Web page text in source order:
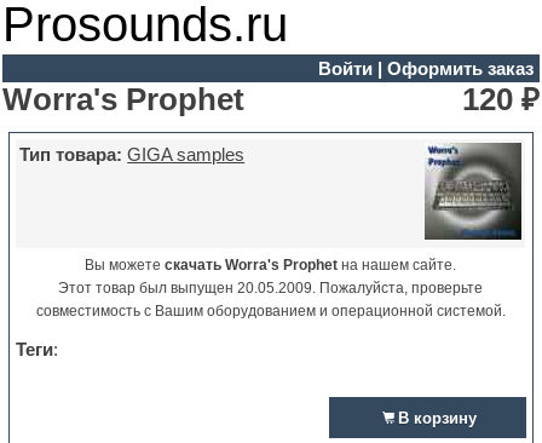
Prosounds.ru
Войти| Оформить заказ
Worra's Prophet 120 ₽
Тип товара: GIGA samples
Вы можетескачать Worra's Prophet на нашем сайте.
Этот товар был выпущен 20.05.2009. Пожалуйста, проверьте
совместимость с Вашим оборудованием и операционной системой.
Теги:
В корзину